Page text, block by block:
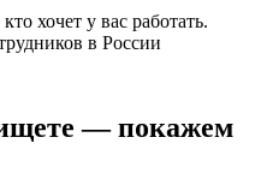
хочет у вас работать.
в России
— покажем